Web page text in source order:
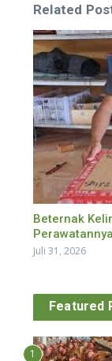
Related
Beternak
Juli 31, 2026
Featured
1